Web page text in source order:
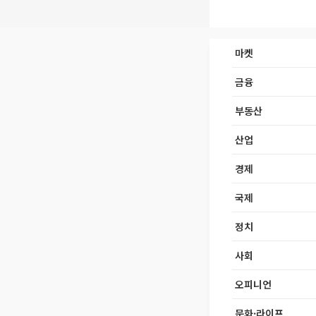
마켓
금융
부동산
산업
경제
국제
정치
사회
오피니언
문화·라이프